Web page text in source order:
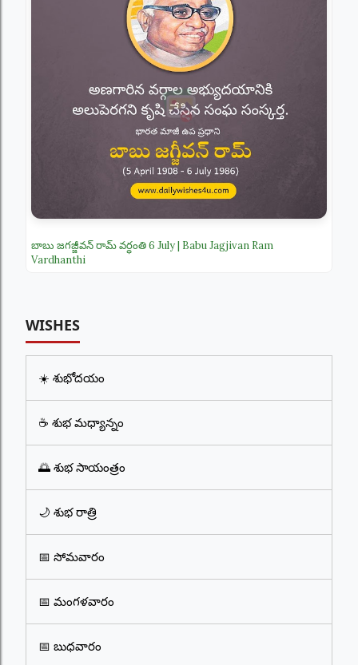
బాబు జగజ్జీవన్ రామ్ వర్ధంతి 6 July | Babu Jagjivan Ram
Vardhanthi
WISHES
☀️ శుభోదయం
☕ శుభ మధ్యాన్నం
🌅 శుభ సాయంత్రం
🌙 శుభ రాత్రి
📅 సోమవారం
📅 మంగళవారం
📅 బుధవారం